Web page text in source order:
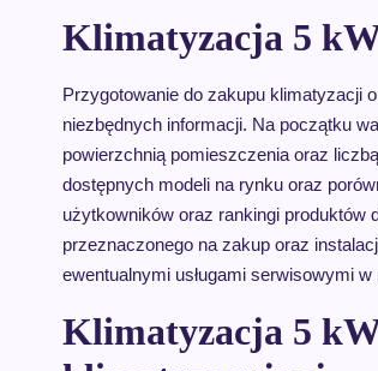
Klimatyzacja 5
Przygotowanie do zakupu klimatyzacji
niezbędnych informacji. Na początku
powierzchnią pomieszczenia oraz
dostępnych modeli na rynku oraz
użytkowników oraz rankingi produktów
przeznaczonego na zakup oraz
ewentualnymi usługami serwisowymi w
Klimatyzacja 5